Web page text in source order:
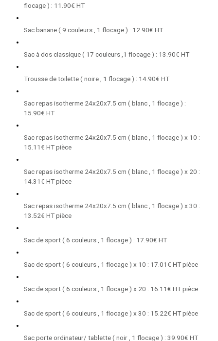
flocage ) : 11.90€ HT
Sac banane ( 9 couleurs , 1 flocage ) : 12.90€ HT
Sac à dos classique ( 17 couleurs ,1 flocage ) : 13.90€ HT
Trousse de toilette ( noire , 1 flocage ) : 14.90€ HT
Sac repas isotherme 24x20x7.5 cm ( blanc , 1 flocage ) :
15.90€ HT
Sac repas isotherme 24x20x7.5 cm ( blanc , 1 flocage ) x 10 :
15.11€ HT pièce
Sac repas isotherme 24x20x7.5 cm ( blanc , 1 flocage ) x 20 :
14.31€ HT pièce
Sac repas isotherme 24x20x7.5 cm ( blanc , 1 flocage ) x 30 :
13.52€ HT pièce
Sac de sport ( 6 couleurs , 1 flocage ) : 17.90€ HT
Sac de sport ( 6 couleurs , 1 flocage ) x 10 : 17.01€ HT pièce
Sac de sport ( 6 couleurs , 1 flocage ) x 20 : 16.11€ HT pièce
Sac de sport ( 6 couleurs , 1 flocage ) x 30 : 15.22€ HT pièce
Sac porte ordinateur/ tablette ( noir , 1 flocage ) : 39.90€ HT